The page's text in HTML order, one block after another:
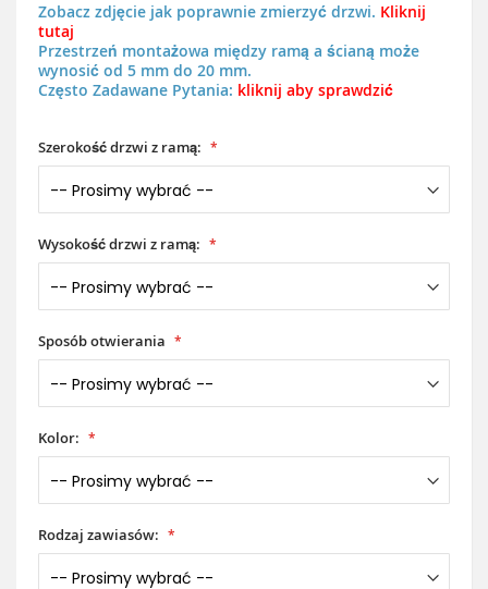
Zobacz zdjęcie jak poprawnie zmierzyć drzwi. Kliknij
tutaj
Przestrzeń montażowa między ramą a ścianą może
wynosić od 5 mm do 20 mm.
Często Zadawane Pytania: kliknij aby sprawdzić
Szerokość drzwi z ramą:
Wysokość drzwi z ramą:
Sposób otwierania
Kolor:
Rodzaj zawiasów: